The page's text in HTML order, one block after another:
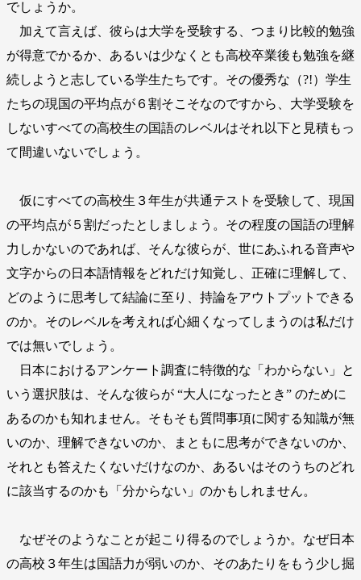
でしょうか。
加えて言えば、彼らは大学を受験する、つまり比較的勉強
が得意でかるか、あるいは少なくとも高校卒業後も勉強を継
続しようと志している学生たちです。その優秀な（?!）学生
たちの現国の平均点が６割そこそなのですから、大学受験を
しないすべての高校生の国語のレベルはそれ以下と見積もっ
て間違いないでしょう。
仮にすべての高校生３年生が共通テストを受験して、現国
の平均点が５割だったとしましょう。その程度の国語の理解
力しかないのであれば、そんな彼らが、世にあふれる音声や
文字からの日本語情報をどれだけ知覚し、正確に理解して、
どのように思考して結論に至り、持論をアウトプットできる
のか。そのレベルを考えれば心細くなってしまうのは私だけ
では無いでしょう。
日本におけるアンケート調査に特徴的な「わからない」と
いう選択肢は、そんな彼らが “大人になったとき” のために
あるのかも知れません。そもそも質問事項に関する知識が無
いのか、理解できないのか、まともに思考ができないのか、
それとも答えたくないだけなのか、あるいはそのうちのどれ
に該当するのかも「分からない」のかもしれません。
なぜそのようなことが起こり得るのでしょうか。なぜ日本
の高校３年生は国語力が弱いのか、そのあたりをもう少し掘